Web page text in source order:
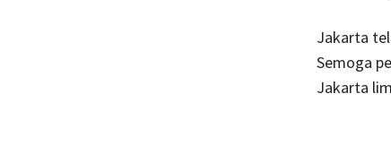
Jakarta
Semoga
Jakarta